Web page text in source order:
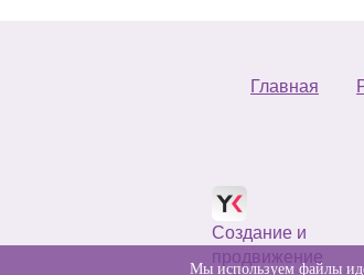
Главная
Создание и
продвижение
Мы используем файлы